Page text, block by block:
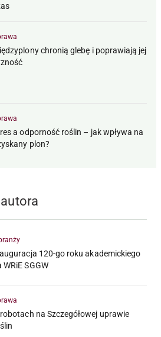
chronią glebę i poprawiają jej
a odporność roślin – jak wpływa na
plon?
120-go roku akademickiego
WRiE SGGW
na Szczegółowej uprawie